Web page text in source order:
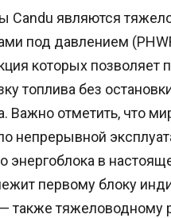
Candu являются
под давлением
которых позволяет
топлива без
Важно отметить, что
непрерывной
энергоблока в
первому блоку
— также тяжеловодному